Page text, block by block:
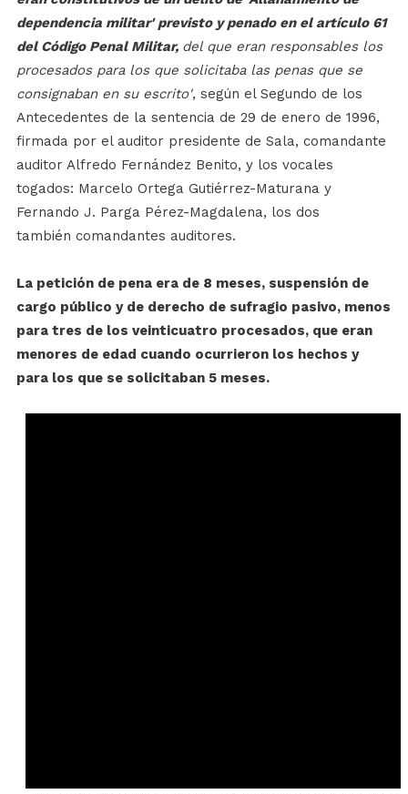
dependencia militar' previsto y penado en el artículo 61
del Código Penal Militar, del que eran responsables los
procesados para los que solicitaba las penas que se
consignaban en su escrito', según el Segundo de los
Antecedentes de la sentencia de 29 de enero de 1996,
firmada por el auditor presidente de Sala, comandante
auditor Alfredo Fernández Benito, y los vocales
togados: Marcelo Ortega Gutiérrez-Maturana y
Fernando J. Parga Pérez-Magdalena, los dos
también comandantes auditores.
La petición de pena era de 8 meses, suspensión de
cargo público y de derecho de sufragio pasivo, menos
para tres de los veinticuatro procesados, que eran
menores de edad cuando ocurrieron los hechos y
para los que se solicitaban 5 meses.